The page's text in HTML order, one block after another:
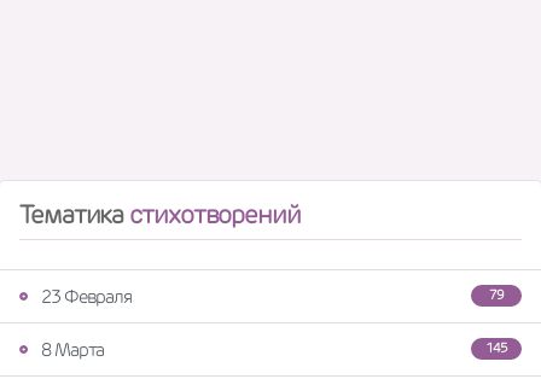
Тематикастихотворений
79
23 Февраля
145
8 Марта